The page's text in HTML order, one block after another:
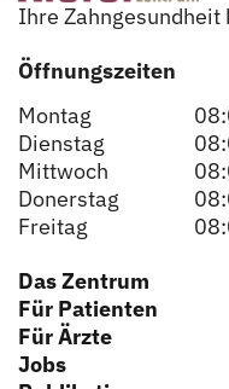
Ihre
Öffnungszeiten
Montag
Dienstag
Mittwoch
Donerstag
Freitag
Das Zentrum
Für Patienten
Für Ärzte
Jobs